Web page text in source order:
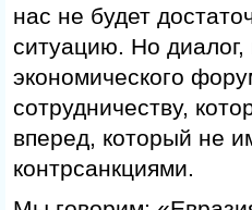
нас не будет
ситуацию. Но
экономического
сотрудничеству,
вперед, который не
контрсанкциями.